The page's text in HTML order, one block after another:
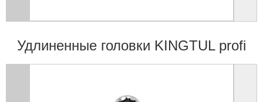
Удлиненные головки KINGTUL profi